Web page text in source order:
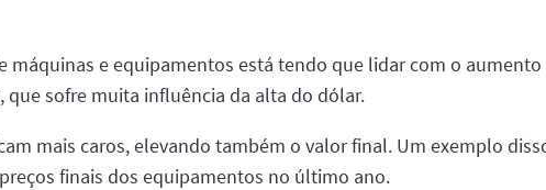
máquinas e equipamentos está tendo que lidar com o aumento
sofre muita influência da alta do dólar.
mais caros, elevando também o valor final. Um exemplo
finais dos equipamentos no último ano.